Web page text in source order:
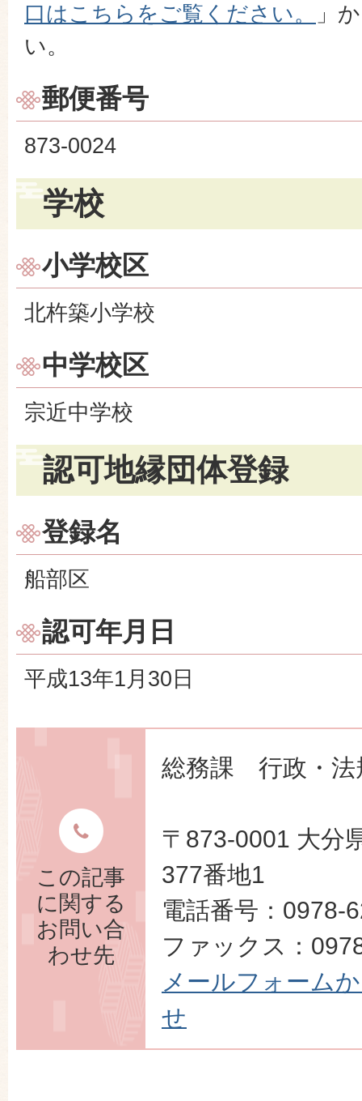
口はこちらをご覧ください。
」
い。
郵便番号
873-0024
学校
小学校区
北杵築小学校
中学校区
宗近中学校
認可地縁団体登録
登録名
船部区
認可年月日
平成13年1月30日
この記事
に関する
お問い合
わせ先
総務課 行政・法
〒873-0001 大分
377番地1
電話番号：0978-
ファックス：
メールフォーム
せ